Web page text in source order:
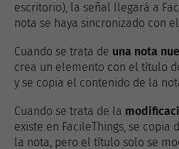
escritorio), la señal llegará a
nota se haya sincronizado con
Cuando se trata de una nota
crea un elemento con el título
y se copia el contenido de la
Cuando se trata de la
existe en FacileThings, se copia
la nota, pero el título solo se